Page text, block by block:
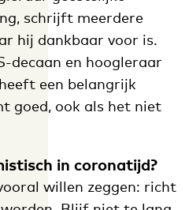
schrijft meerdere
hij dankbaar voor is.
decaan en hoogleraar
een belangrijk
goed, ook als het niet
in coronatijd?
willen zeggen: richt